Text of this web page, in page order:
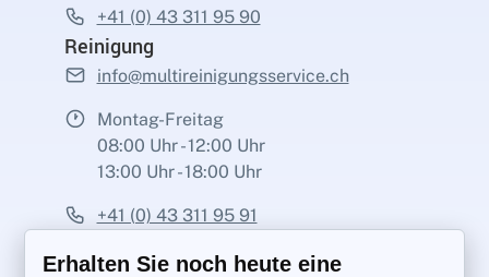
+41 (0) 43 311 95 90
Reinigung
info@multireinigungsservice.ch
Montag-Freitag
08:00 Uhr - 12:00 Uhr
13:00 Uhr - 18:00 Uhr
+41 (0) 43 311 95 91
Erhalten Sie noch heute eine